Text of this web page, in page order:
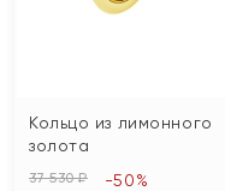
Кольцо из лимонного
золота
37 530 ₽ -50%